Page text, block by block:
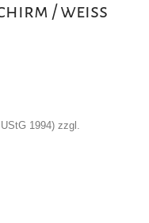
/ weiss
1994) zzgl.